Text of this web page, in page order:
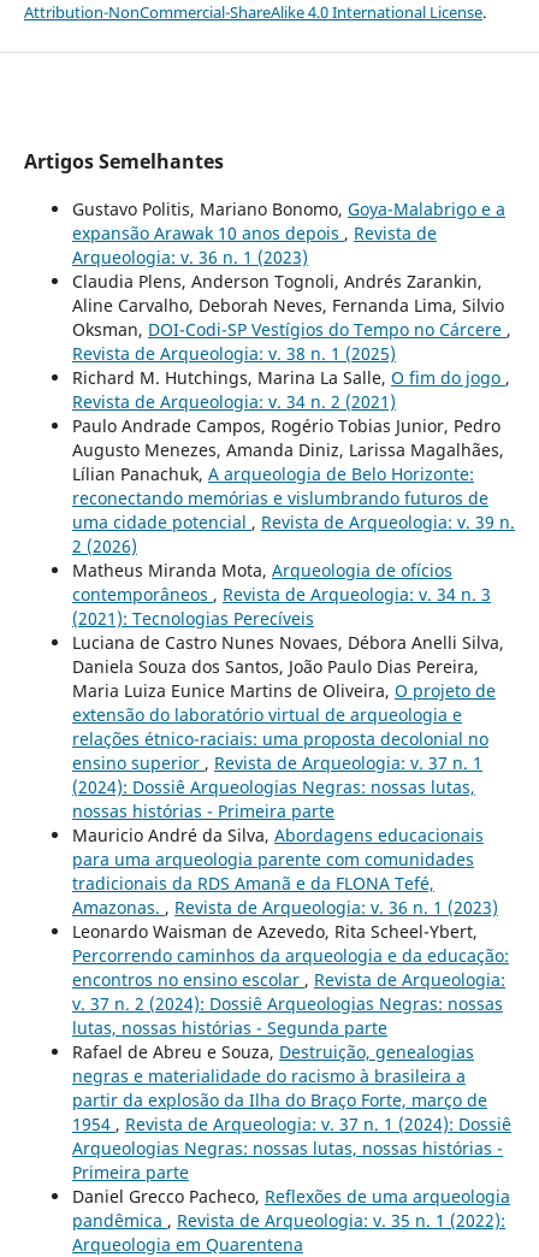
Attribution-NonCommercial-ShareAlike 4.0 International License.
Artigos Semelhantes
Gustavo Politis, Mariano Bonomo, Goya-Malabrigo e a
expansão Arawak 10 anos depois , Revista de
Arqueologia: v. 36 n. 1 (2023)
Claudia Plens, Anderson Tognoli, Andrés Zarankin,
Aline Carvalho, Deborah Neves, Fernanda Lima, Silvio
Oksman, DOI-Codi-SP Vestígios do Tempo no Cárcere ,
Revista de Arqueologia: v. 38 n. 1 (2025)
Richard M. Hutchings, Marina La Salle, O fim do jogo ,
Revista de Arqueologia: v. 34 n. 2 (2021)
Paulo Andrade Campos, Rogério Tobias Junior, Pedro
Augusto Menezes, Amanda Diniz, Larissa Magalhães,
Lílian Panachuk, A arqueologia de Belo Horizonte:
reconectando memórias e vislumbrando futuros de
uma cidade potencial , Revista de Arqueologia: v. 39 n.
2 (2026)
Matheus Miranda Mota, Arqueologia de ofícios
contemporâneos , Revista de Arqueologia: v. 34 n. 3
(2021): Tecnologias Perecíveis
Luciana de Castro Nunes Novaes, Débora Anelli Silva,
Daniela Souza dos Santos, João Paulo Dias Pereira,
Maria Luiza Eunice Martins de Oliveira, O projeto de
extensão do laboratório virtual de arqueologia e
relações étnico-raciais: uma proposta decolonial no
ensino superior , Revista de Arqueologia: v. 37 n. 1
(2024): Dossiê Arqueologias Negras: nossas lutas,
nossas histórias - Primeira parte
Mauricio André da Silva, Abordagens educacionais
para uma arqueologia parente com comunidades
tradicionais da RDS Amanã e da FLONA Tefé,
Amazonas. , Revista de Arqueologia: v. 36 n. 1 (2023)
Leonardo Waisman de Azevedo, Rita Scheel-Ybert,
Percorrendo caminhos da arqueologia e da educação:
encontros no ensino escolar , Revista de Arqueologia:
v. 37 n. 2 (2024): Dossiê Arqueologias Negras: nossas
lutas, nossas histórias - Segunda parte
Rafael de Abreu e Souza, Destruição, genealogias
negras e materialidade do racismo à brasileira a
partir da explosão da Ilha do Braço Forte, março de
1954 , Revista de Arqueologia: v. 37 n. 1 (2024): Dossiê
Arqueologias Negras: nossas lutas, nossas histórias -
Primeira parte
Daniel Grecco Pacheco, Reflexões de uma arqueologia
pandêmica , Revista de Arqueologia: v. 35 n. 1 (2022):
Arqueologia em Quarentena